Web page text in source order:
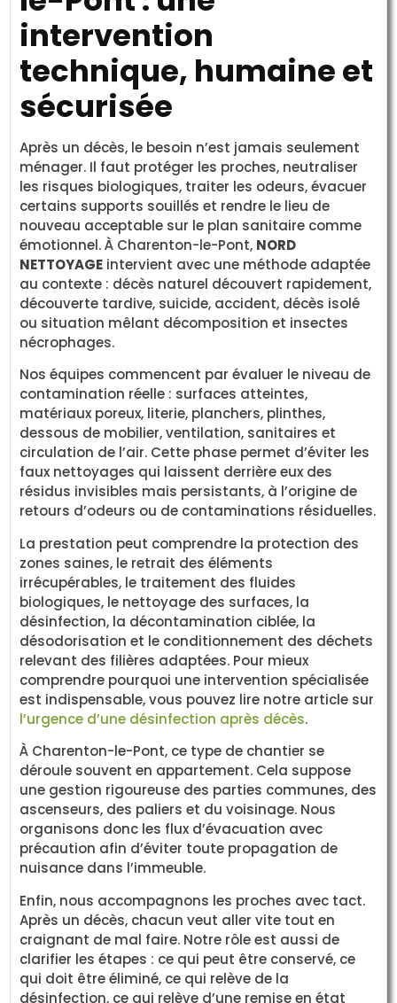
intervention
technique, humaine et
sécurisée
Après un décès, le besoin n’est jamais seulement
ménager. Il faut protéger les proches, neutraliser
les risques biologiques, traiter les odeurs, évacuer
certains supports souillés et rendre le lieu de
nouveau acceptable sur le plan sanitaire comme
émotionnel. À Charenton-le-Pont, NORD
NETTOYAGE intervient avec une méthode adaptée
au contexte : décès naturel découvert rapidement,
découverte tardive, suicide, accident, décès isolé
ou situation mêlant décomposition et insectes
nécrophages.
Nos équipes commencent par évaluer le niveau de
contamination réelle : surfaces atteintes,
matériaux poreux, literie, planchers, plinthes,
dessous de mobilier, ventilation, sanitaires et
circulation de l’air. Cette phase permet d’éviter les
faux nettoyages qui laissent derrière eux des
résidus invisibles mais persistants, à l’origine de
retours d’odeurs ou de contaminations résiduelles.
La prestation peut comprendre la protection des
zones saines, le retrait des éléments
irrécupérables, le traitement des fluides
biologiques, le nettoyage des surfaces, la
désinfection, la décontamination ciblée, la
désodorisation et le conditionnement des déchets
relevant des filières adaptées. Pour mieux
comprendre pourquoi une intervention spécialisée
est indispensable, vous pouvez lire notre article sur
l’urgence d’une désinfection après décès.
À Charenton-le-Pont, ce type de chantier se
déroule souvent en appartement. Cela suppose
une gestion rigoureuse des parties communes, des
ascenseurs, des paliers et du voisinage. Nous
organisons donc les flux d’évacuation avec
précaution afin d’éviter toute propagation de
nuisance dans l’immeuble.
Enfin, nous accompagnons les proches avec tact.
Après un décès, chacun veut aller vite tout en
craignant de mal faire. Notre rôle est aussi de
clarifier les étapes : ce qui peut être conservé, ce
qui doit être éliminé, ce qui relève de la
désinfection, ce qui relève d’une remise en état